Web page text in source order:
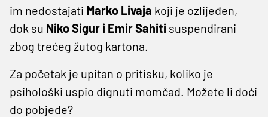
im nedostajati Marko Livaja koji je ozlijeđen,
dok su Niko Sigur i Emir Sahiti suspendirani
zbog trećeg žutog kartona.
Za početak je upitan o pritisku, koliko je
psihološki uspio dignuti momčad. Možete li doći
do pobjede?